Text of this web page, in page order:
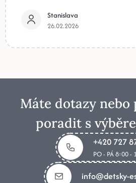
Stanislava
26.02.2026
Máte dotazy
poradit s
+420 727
PO - PÁ 8:00 -
info@detsky-